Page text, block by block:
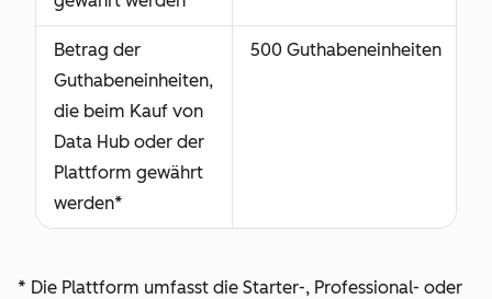
Änderungen an
ihrem Account
vornehmen zu
können.
Partnerlizenz
Ermöglicht es
Nutzern, die
anzusehen, ohne
erhältlich
erhältlich
Betrag der
Guthabeneinheiten,
die beim Kauf von
Data Hub oder der
Plattform gewährt
werden*
500 Guthabeneinheiten
* Die Plattform umfasst die Starter-, Professional- oder